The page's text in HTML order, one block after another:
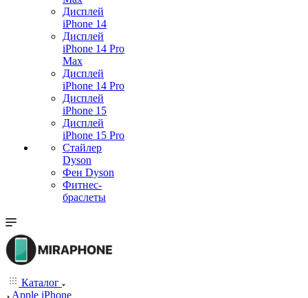
Дисплей
iPhone 14
Дисплей
iPhone 14 Pro
Max
Дисплей
iPhone 14 Pro
Дисплей
iPhone 15
Дисплей
iPhone 15 Pro
Стайлер
Dyson
Фен Dyson
Фитнес-
браслеты
Каталог
Apple iPhone